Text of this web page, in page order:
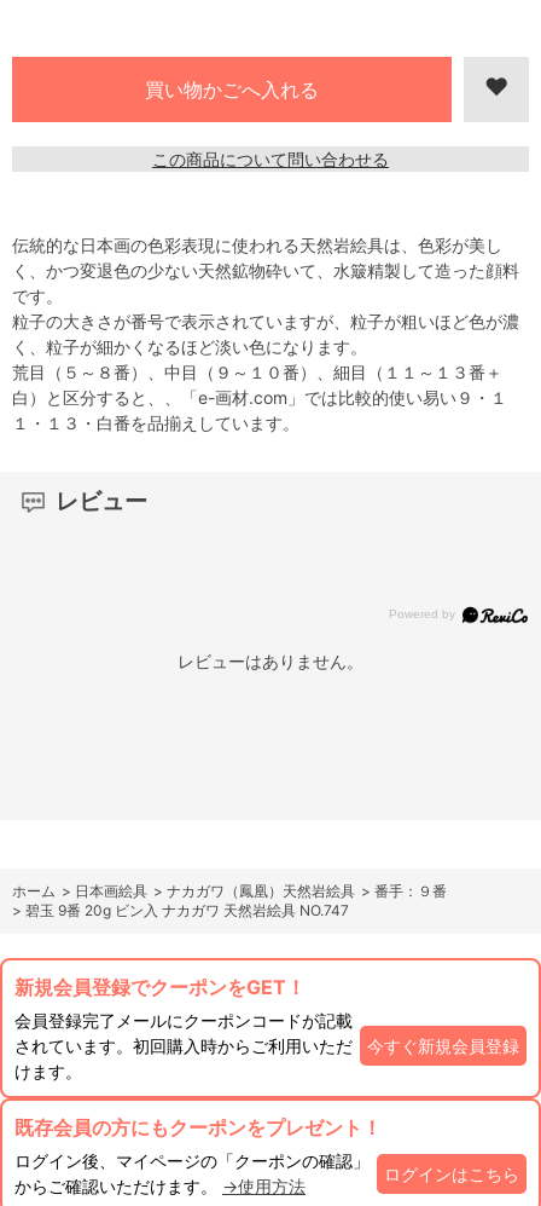
この商品について問い合わせる
伝統的な日本画の色彩表現に使われる天然岩絵具は、色彩が美し
く、かつ変退色の少ない天然鉱物砕いて、水簸精製して造った顔料
です。
粒子の大きさが番号で表示されていますが、粒子が粗いほど色が濃
く、粒子が細かくなるほど淡い色になります。
荒目（５～８番）、中目（９～１０番）、細目（１１～１３番＋
白）と区分すると、、「e-画材.com」では比較的使い易い９・１
１・１３・白番を品揃えしています。
レビュー
レビューはありません。
ホーム > 日本画絵具 > ナカガワ（鳳凰）天然岩絵具 > 番手：９番
> 碧玉 9番 20g ビン入 ナカガワ 天然岩絵具 NO.747
新規会員登録でクーポンをGET！
会員登録完了メールにクーポンコードが記載
されています。初回購入時からご利用いただ
けます。
今すぐ新規会員登録
既存会員の方にもクーポンをプレゼント！
ログイン後、マイページの「クーポンの確認」
からご確認いただけます。 →使用方法
ログインはこちら